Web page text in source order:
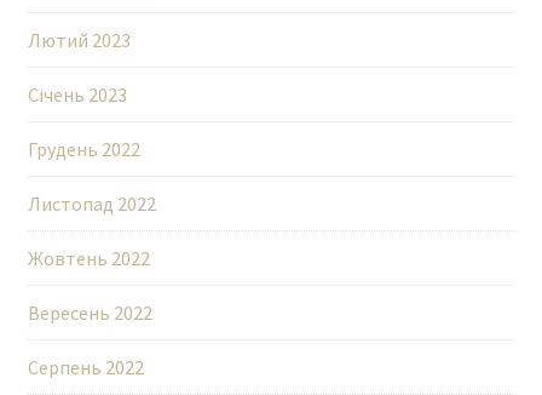
Лютий 2023
Січень 2023
Грудень 2022
Листопад 2022
Жовтень 2022
Вересень 2022
Серпень 2022